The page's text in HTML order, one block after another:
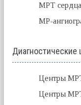
МРТ сердца
МР-
Диагностические
Центры
Центры МРТ